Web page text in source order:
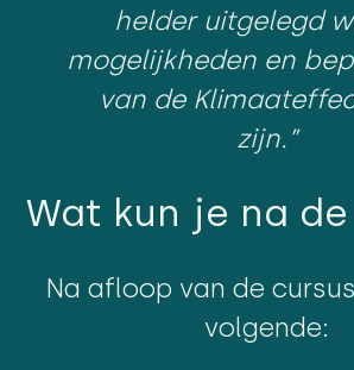
helder uitgelegd
mogelijkheden en
van de
zijn.”
Wat kun je na
Na afloop van de
volgende: